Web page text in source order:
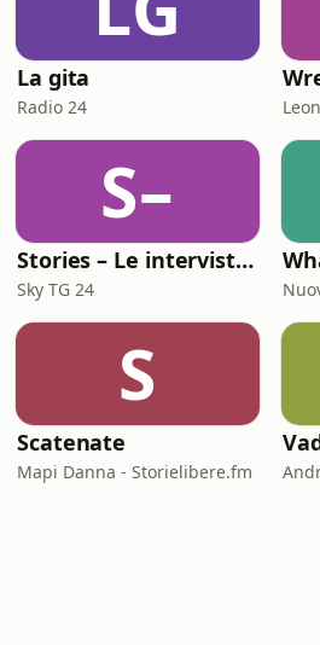
La gita
Radio 24
S–
Stories – Le interviste di Omar Schillaci
Sky TG 24
S
Scatenate
Mapi Danna - Storielibere.fm